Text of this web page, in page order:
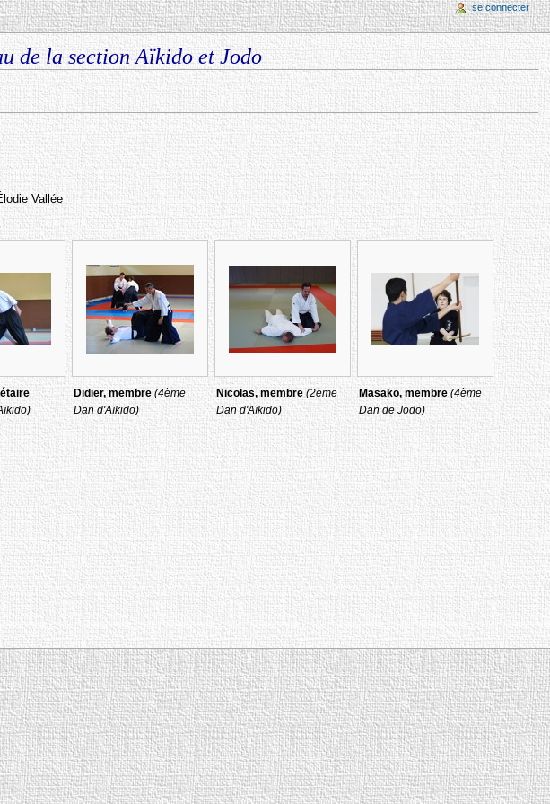
de la section Aïkido et Jodo
Vallée
Didier, membre (4ème
Dan d'Aïkido)
Nicolas, membre (2ème
Dan d'Aïkido)
Masako, membre (4ème
Dan de Jodo)
se connecter